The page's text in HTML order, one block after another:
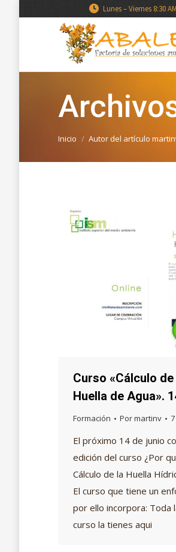
Lunes – Viernes 8:30
Estás aquí:
Inicio Autor del artículo
Curso «Cálculo
Huella de Agua».
Formación Pormartinv
El próximo 14 de junio
edición del curso ¿Por
Cálculo de la Huella
El curso que tiene un
por ello incorpora: Toda
curso la tienes aqui